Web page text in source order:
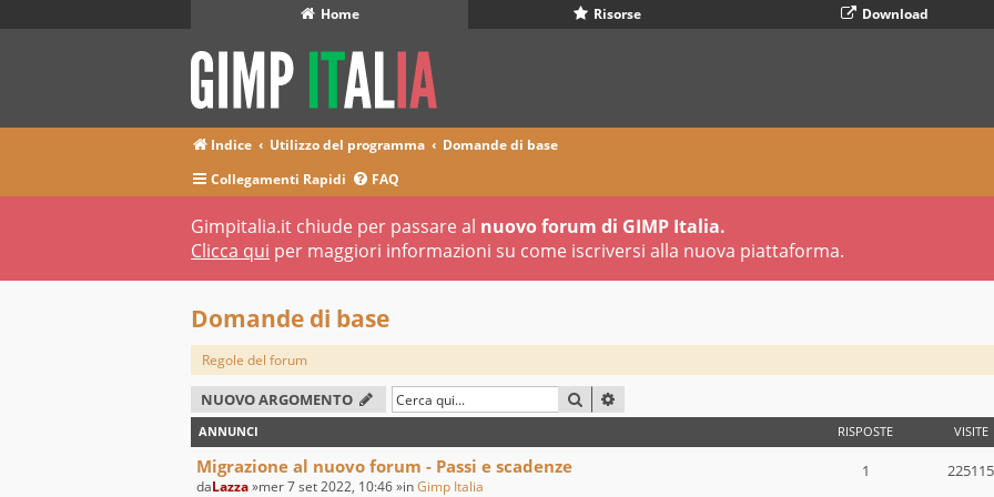
Home Risorse Download
Indice Utilizzo del programma
Domande di base
Collegamenti Rapidi
FAQ
Gimpitalia.it chiude per passare al nuovo forum di GIMP Italia.
Clicca qui per maggiori informazioni su come iscriversi alla nuova piattaforma.
Domande di base
Regole del forum
NUOVO ARGOMENTO CERCA
ANNUNCI RISPOSTE VISITE
Migrazione al nuovo forum - Passi e scadenze
daLazza»mer 7 set 2022, 10:46 »inGimp Italia
1 225115